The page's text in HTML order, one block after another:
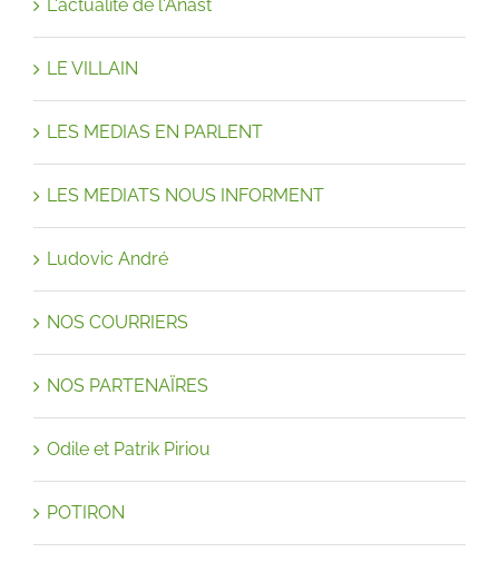
L'actualité de l'Anast
LE VILLAIN
LES MEDIAS EN PARLENT
LES MEDIATS NOUS INFORMENT
Ludovic André
NOS COURRIERS
NOS PARTENAÏRES
Odile et Patrik Piriou
POTIRON